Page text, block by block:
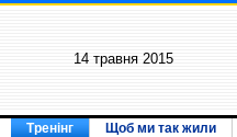
14 травня 2015
Тренінг Щоб ми так жили